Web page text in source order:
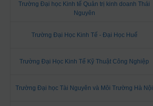
Trường Đại học Kinh tế Quản trị kinh doanh Thái
Nguyên
Trường Đại Học Kinh Tế - Đại Học Huế
Trường Đại Học Kinh Tế Kỹ Thuật Công Nghiệp
Trường Đại học Tài Nguyên và Môi Trường Hà Nội